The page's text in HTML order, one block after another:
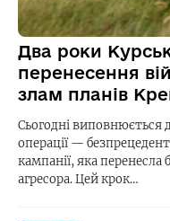
Два роки
перенесення
злам планів
Сьогодні виповнюється
операції —
кампанії, яка перенесла
агресора. Цей крок…